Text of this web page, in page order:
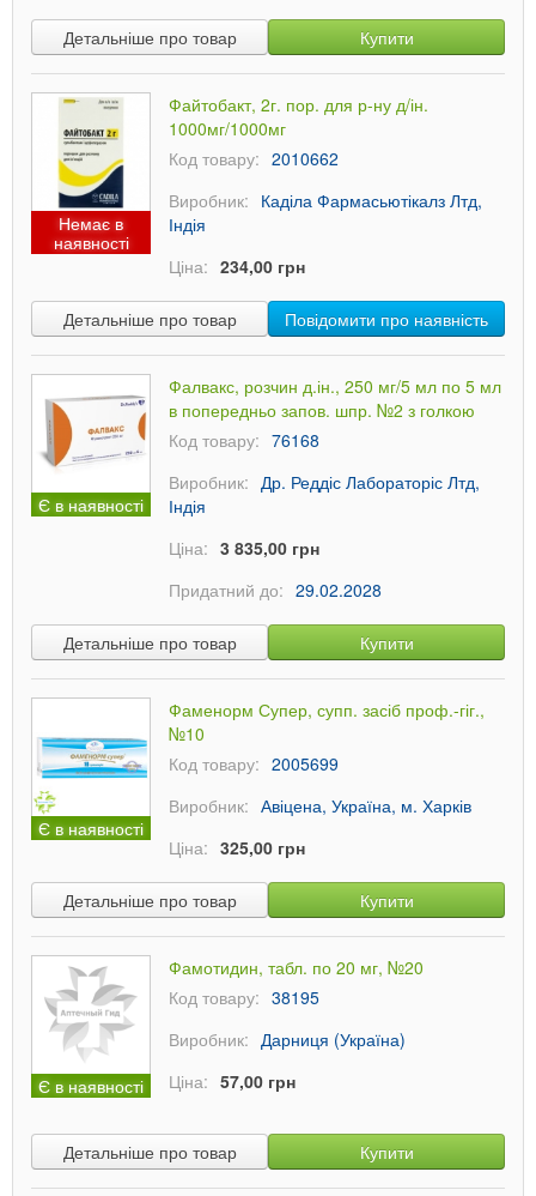
Детальніше про товар Купити
Немає в
наявності
Файтобакт, 2г. пор. для р-ну д/ін.
1000мг/1000мг
Код товару: 2010662
Виробник: Каділа Фармасьютікалз Лтд,
Індія
Ціна: 234,00 грн
Детальніше про товар Повідомити про наявність
Є в наявності
Фалвакс, розчин д.ін., 250 мг/5 мл по 5 мл
в попередньо запов. шпр. №2 з голкою
Код товару: 76168
Виробник: Др. Реддіс Лабораторіс Лтд,
Індія
Ціна: 3 835,00 грн
Придатний до: 29.02.2028
Детальніше про товар Купити
Є в наявності
Фаменорм Супер, супп. засіб проф.-гіг.,
№10
Код товару: 2005699
Виробник: Авіцена, Україна, м. Харків
Ціна: 325,00 грн
Детальніше про товар Купити
Є в наявності
Фамотидин, табл. по 20 мг, №20
Код товару: 38195
Виробник: Дарниця (Україна)
Ціна: 57,00 грн
Детальніше про товар Купити